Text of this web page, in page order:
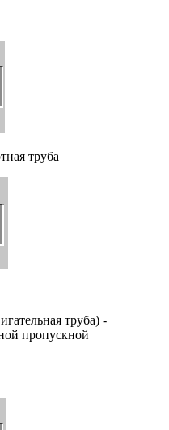
труба
труба) -
пропускной